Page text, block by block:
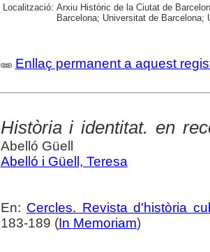
Localització: Arxiu Històric de la Ciutat de
Barcelona; Universitat de Barcelona;
Enllaç permanent a aquest
Història i identitat. en
Abelló Güell
Abelló i Güell, Teresa
En: Cercles. Revista d'història
183-189 (In Memoriam)